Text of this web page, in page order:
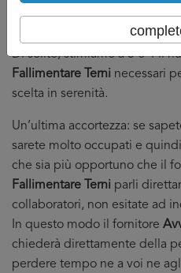
DI solito, stimiamo a 3 o 4 il
Fallimentare Terni necessari
scelta in serenità.
Un’ultima accortezza: se
sarete molto occupati e
che sia più opportuno che il
Fallimentare Terni parli
collaboratori, non esitate ad
In questo modo il fornitore
chiederà direttamente della
perdere tempo ne a voi ne